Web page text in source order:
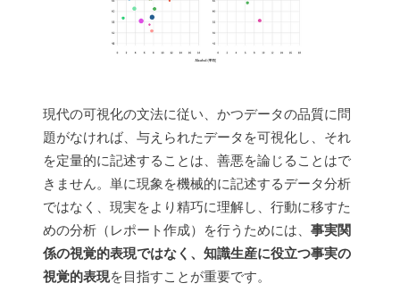
現代の可視化の文法に従い、かつデータの品質に問
題がなければ、与えられたデータを可視化し、それ
を定量的に記述することは、善悪を論じることはで
きません。単に現象を機械的に記述するデータ分析
ではなく、現実をより精巧に理解し、行動に移すた
めの分析（レポート作成）を行うためには、 事実関
係の視覚的表現ではなく、知識生産に役立つ事実の
視覚的表現を目指すことが重要です。